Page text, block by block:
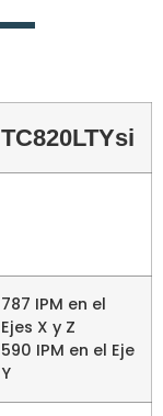
TC820LTYsi
787 IPM en el
Ejes X y Z
590 IPM en el Eje
Y